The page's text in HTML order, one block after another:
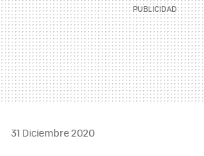
31 Diciembre 2020